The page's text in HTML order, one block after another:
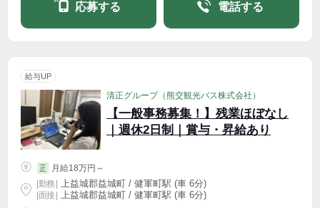
応募する 電話する
給与UP
清正グループ（熊交観光バス株式会社）
【一般事務募集！】残業ほぼなし
｜週休2日制｜賞与・昇給あり
正
月給18万円～
|勤務 上益城郡益城町 / 健軍町駅 (車 6分)
| 面接 | 上益城郡益城町 / 健軍町駅 (車 6分)